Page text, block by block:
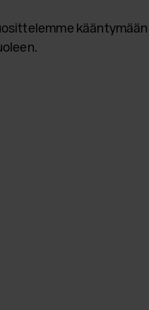
kääntymään